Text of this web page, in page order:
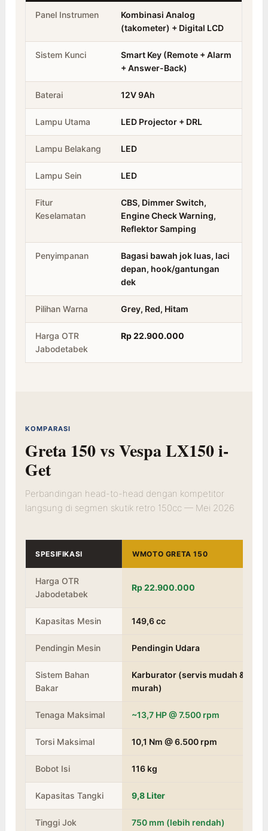
Panel Instrumen
Kombinasi Analog
(takometer) + Digital LCD
Sistem Kunci
Smart Key (Remote + Alarm
+ Answer-Back)
Baterai 12V 9Ah
Lampu Utama LED Projector + DRL
Lampu Belakang LED
Lampu Sein LED
Fitur
Keselamatan
CBS, Dimmer Switch,
Engine Check Warning,
Reflektor Samping
Penyimpanan
Bagasi bawah jok luas, laci
depan, hook/gantungan
dek
Pilihan Warna Grey, Red, Hitam
Harga OTR
Jabodetabek
Rp 22.900.000
KOMPARASI
Greta 150 vs Vespa LX150 i-
Get
Perbandingan head-to-head dengan kompetitor
langsung di segmen skutik retro 150cc — Mei 2026
SPESIFIKASI WMOTO GRETA 150
Harga OTR
Jabodetabek
Rp 22.900.000
Kapasitas Mesin 149,6 cc
Pendingin Mesin Pendingin Udara
Sistem Bahan
Bakar
Karburator (servis mudah &
murah)
Tenaga Maksimal ~13,7 HP @ 7.500 rpm
Torsi Maksimal 10,1 Nm @ 6.500 rpm
Bobot Isi 116 kg
Kapasitas Tangki 9,8 Liter
Tinggi Jok 750 mm (lebih rendah)